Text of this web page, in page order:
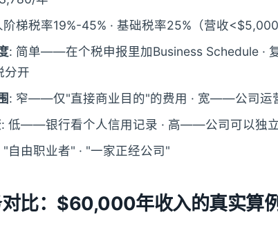
阶梯税率19%-45% · 基础税率25%（营收<$5,000
: 简单——在个税申报里加Business Schedule ·
分开
: 窄——仅"直接商业目的"的费用 · 宽——公司运
: 低——银行看个人信用记录 · 高——公司可以独
"自由职业者" · "一家正经公司"
比：$60,000年收入的真实算